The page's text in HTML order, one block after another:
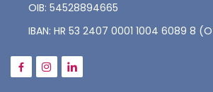
OIB: 54528894665
IBAN: HR 53 2407 0001 1004 6089 8